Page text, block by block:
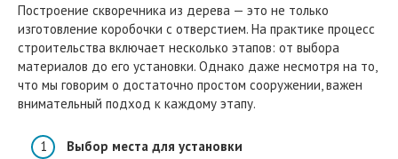
Построение скворечника из дерева — это не только
изготовление коробочки с отверстием. На практике процесс
строительства включает несколько этапов: от выбора
материалов до его установки. Однако даже несмотря на то,
что мы говорим о достаточно простом сооружении, важен
внимательный подход к каждому этапу.
Выбор места для установки